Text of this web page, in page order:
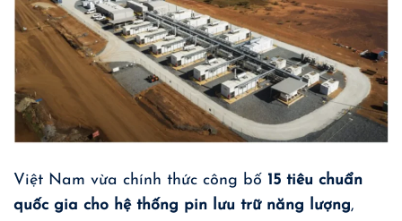
Việt Nam vừa chính thức công bố 15 tiêu chuẩn
quốc gia cho hệ thống pin lưu trữ năng lượng,